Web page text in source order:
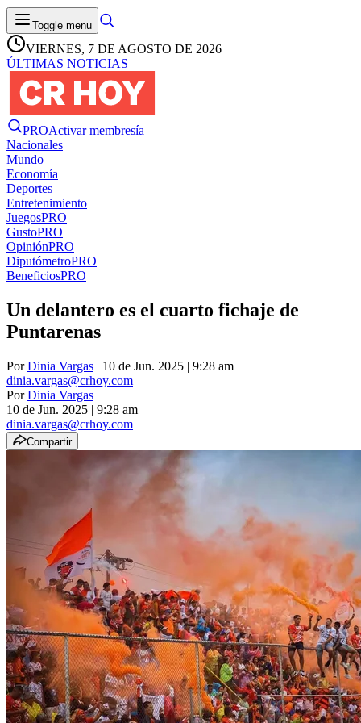
Toggle menu
VIERNES, 7 DE AGOSTO DE 2026
ÚLTIMAS NOTICIAS
PROActivar membresía
Nacionales
Mundo
Economía
Deportes
Entretenimiento
JuegosPRO
GustoPRO
OpiniónPRO
DiputómetroPRO
BeneficiosPRO
Un delantero es el cuarto fichaje de
Puntarenas
PorDinia Vargas | 10 de Jun. 2025 | 9:28 am
dinia.vargas@crhoy.com
PorDinia Vargas
10 de Jun. 2025 | 9:28 am
dinia.vargas@crhoy.com
Compartir